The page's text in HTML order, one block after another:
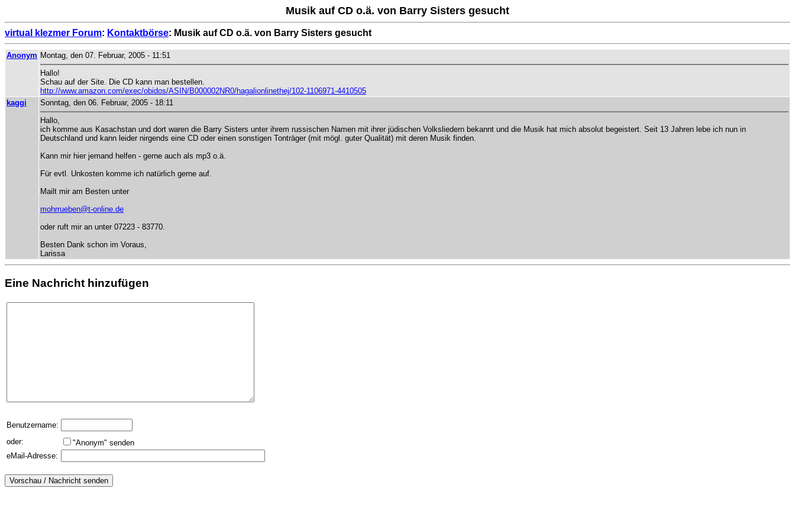
Musik auf CD o.ä. von Barry Sisters gesucht
virtual klezmer Forum: Kontaktbörse: Musik auf CD o.ä. von Barry Sisters gesucht
Anonym Montag, den 07. Februar, 2005 - 11:51
Hallo!
Schau auf der Site. Die CD kann man bestellen.
http://www.amazon.com/exec/obidos/ASIN/B000002NR0/hagalionlinethej/102-1106971-4410505
kaggi
Sonntag, den 06. Februar, 2005 - 18:11
Hallo,
ich komme aus Kasachstan und dort waren die Barry Sisters unter ihrem russischen Namen mit ihrer jüdischen Volksliedern bekannt und die Musik hat mich absolut begeistert. Seit 13 Jahren lebe ich nun in
Deutschland und kann leider nirgends eine CD oder einen sonstigen Tonträger (mit mögl. guter Qualität) mit deren Musik finden.
Kann mir hier jemand helfen - gerne auch als mp3 o.ä.
Für evtl. Unkosten komme ich natürlich gerne auf.
Mailt mir am Besten unter
mohrrueben@t-online.de
oder ruft mir an unter 07223 - 83770.
Besten Dank schon im Voraus,
Larissa
Eine Nachricht hinzufügen
Benutzername:
oder:
"Anonym" senden
eMail-Adresse: